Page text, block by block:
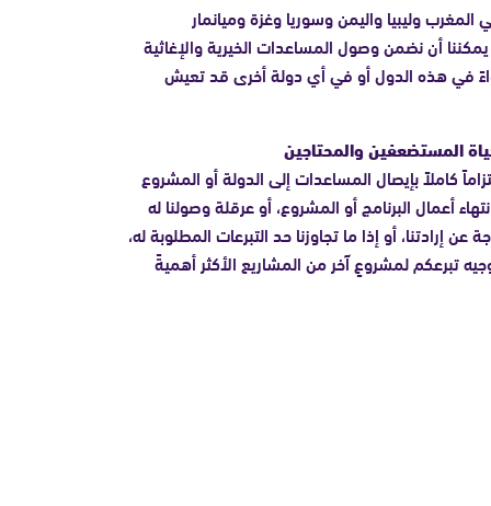
وليبيا واليمن وسوريا وغزة وميانمار
أن نضمن وصول المساعدات الخيرية والإغاثية
في هذه الدول أو في أي دولة أخرى قد تعيش
المستضعفين والمحتاجين
كاملاً بإيصال المساعدات إلى الدولة أو المشروع
أعمال البرنامج أو المشروع، أو عرقلة وصولنا له
إرادتنا، أو إذا ما تجاوزنا حد التبرعات المطلوبة له،
تبرعكم لمشروعٍ آخر من المشاريع الأكثر أهميةً